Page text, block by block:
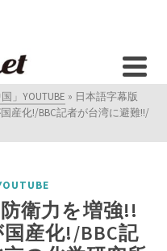
」YOUTUBE » 日本語字幕版
産化!/BBC記者が台湾に避難!!/
衛力を増強!!
産化!/BBC記